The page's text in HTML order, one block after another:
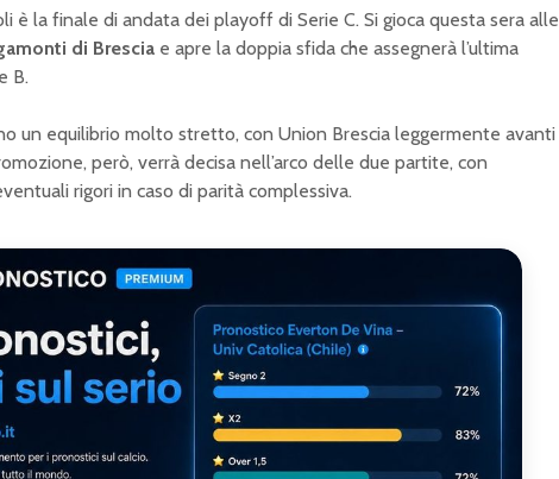
è la finale di andata dei playoff di Serie C. Si gioca questa sera alle
di Brescia e apre la doppia sfida che assegnerà l’ultima
B.
un equilibrio molto stretto, con Union Brescia leggermente avanti
però, verrà decisa nell’arco delle due partite, con
rigori in caso di parità complessiva.